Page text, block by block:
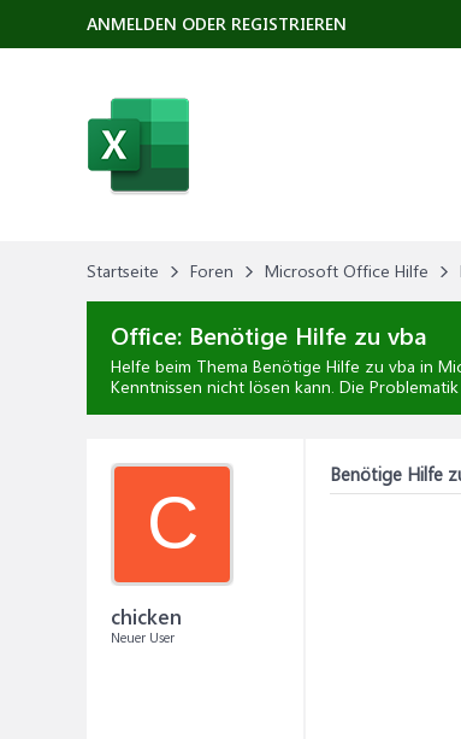
Startseite Foren Microsoft Office Hilfe
Office: Benötige Hilfe zu vba
Helfe beim Thema Benötige Hilfe zu vba in
Kenntnissen nicht lösen kann. Die
C
chicken
Neuer User
Benötige Hilfe
ANMELDEN ODER REGISTRIEREN